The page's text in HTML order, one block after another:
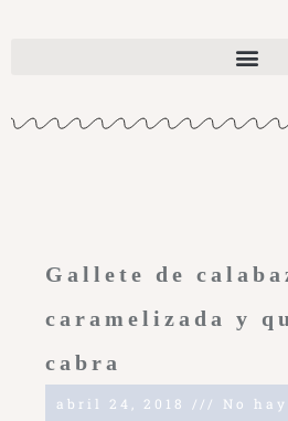
Gallete de
caramelizada y
cabra
abril 24, 2018 No